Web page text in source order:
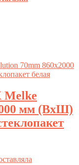
Мelke
мм (ВxШ)